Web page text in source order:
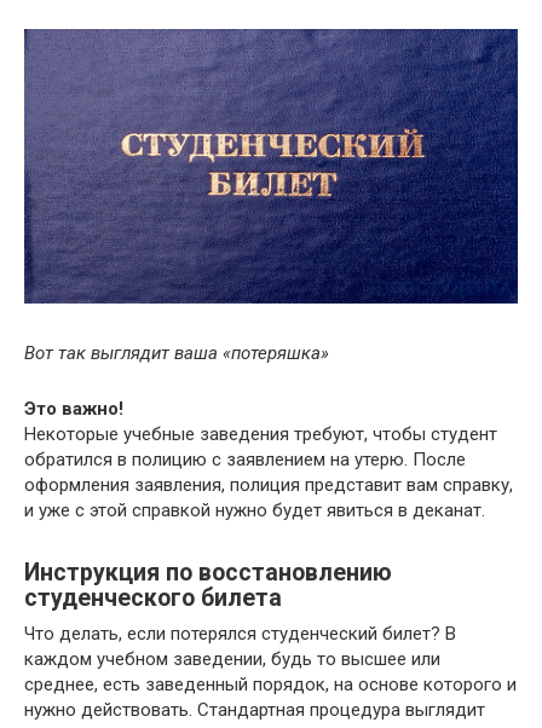
Вот так выглядит ваша «потеряшка»
Это важно!
Некоторые учебные заведения требуют, чтобы студент
обратился в полицию с заявлением на утерю. После
оформления заявления, полиция представит вам справку,
и уже с этой справкой нужно будет явиться в деканат.
Инструкция по восстановлению
студенческого билета
Что делать, если потерялся студенческий билет? В
каждом учебном заведении, будь то высшее или
среднее, есть заведенный порядок, на основе которого и
нужно действовать. Стандартная процедура выглядит